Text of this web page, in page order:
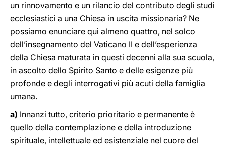
un rinnovamento e un rilancio del contributo degli studi
ecclesiastici a una Chiesa in uscita missionaria? Ne
possiamo enunciare qui almeno quattro, nel solco
dell’insegnamento del Vaticano II e dell’esperienza
della Chiesa maturata in questi decenni alla sua scuola,
in ascolto dello Spirito Santo e delle esigenze più
profonde e degli interrogativi più acuti della famiglia
umana.
a) Innanzi tutto, criterio prioritario e permanente è
quello della contemplazione e della introduzione
spirituale, intellettuale ed esistenziale nel cuore del